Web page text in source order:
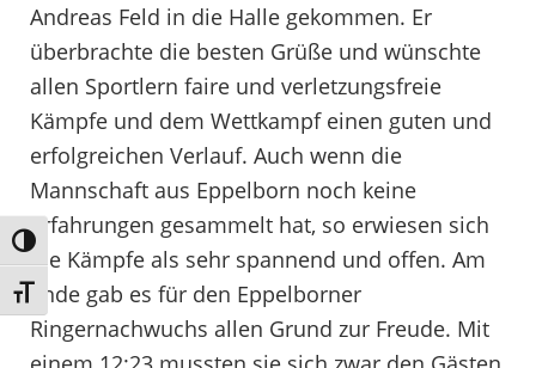
Umschalten auf hohe Kontraste
Schrift vergrößern
Andreas Feld in die Halle gekommen. Er
überbrachte die besten Grüße und wünschte
allen Sportlern faire und verletzungsfreie
Kämpfe und dem Wettkampf einen guten und
erfolgreichen Verlauf. Auch wenn die
Mannschaft aus Eppelborn noch keine
Erfahrungen gesammelt hat, so erwiesen sich
die Kämpfe als sehr spannend und offen. Am
Ende gab es für den Eppelborner
Ringernachwuchs allen Grund zur Freude. Mit